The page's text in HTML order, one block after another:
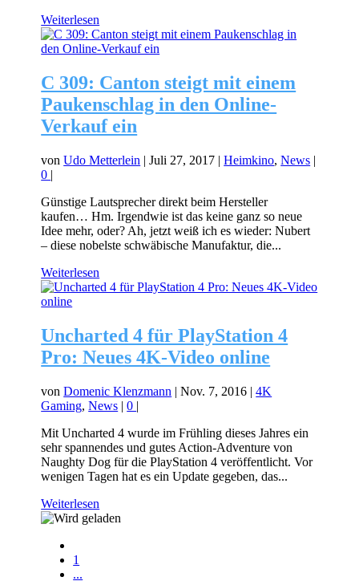
Weiterlesen
C 309: Canton steigt mit einem
Paukenschlag in den Online-
Verkauf ein
vonUdo Metterlein |Juli 27, 2017 |Heimkino,News |
0 |
Günstige Lautsprecher direkt beim Hersteller
kaufen… Hm. Irgendwie ist das keine ganz so neue
Idee mehr, oder? Ah, jetzt weiß ich es wieder: Nubert
– diese nobelste schwäbische Manufaktur, die...
Weiterlesen
Uncharted 4 für PlayStation 4
Pro: Neues 4K-Video online
vonDomenic Klenzmann |Nov. 7, 2016 |4K
Gaming,News |0 |
Mit Uncharted 4 wurde im Frühling dieses Jahres ein
sehr spannendes und gutes Action-Adventure von
Naughty Dog für die PlayStation 4 veröffentlicht. Vor
wenigen Tagen hat es ein Update gegeben, das...
Weiterlesen
1
...